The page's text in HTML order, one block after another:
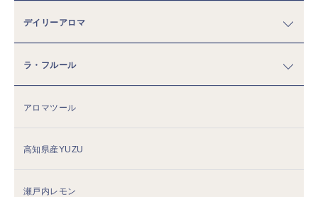
デイリーアロマ
ラ・フルール
アロマツール
高知県産YUZU
瀬戸内レモン